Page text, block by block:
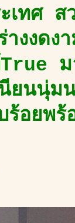
เทศ ส
งงดง
ม
นนุ่มน
ร้อยพร้